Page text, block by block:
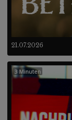
21.07.2026
3 Minuten